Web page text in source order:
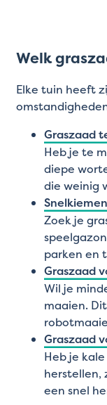
Welk
Elke tuin heeft
Graszaad
Heb je te
diepe
die weinig
Zoek je
parken en
Graszaad
Wil je
maaien.
Graszaad
Heb je
herstellen,
een snel